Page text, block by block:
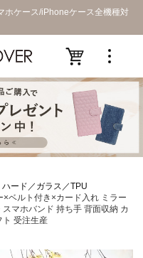
ホケース/iPhoneケース全機種対
ハード／ガラス／TPU
ベルト付き×カード入れ ミラー
マホバンド 持ち手 背面収納 カ
ト 受注生産